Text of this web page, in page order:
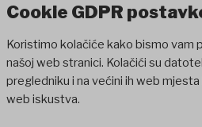
Cookie GDPR
Koristimo kolačiće kako bismo vam
našoj web stranici. Kolačići su
pregledniku i na većini ih web
web iskustva.